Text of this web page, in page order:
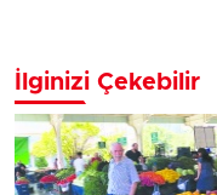
İlginizi Çekebilir